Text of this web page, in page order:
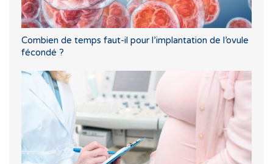
Combien de temps faut-il pour l’implantation de l’ovule
fécondé ?